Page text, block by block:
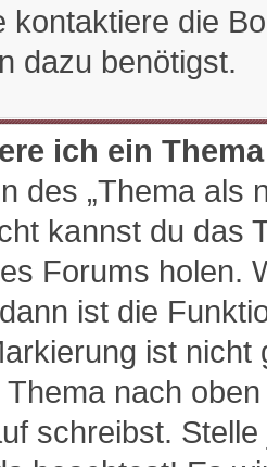
kontaktiere die
dazu benötigst.
ich ein
des „Thema als
kannst du das
Forums holen.
ist die
ist
nach
schreibst.